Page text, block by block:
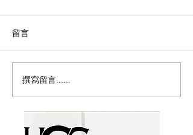
历史新低！Samsonite 新
秀丽 Winfield 2 全PC
20+28寸 黑色拉杆行李箱2
件套1.7折
留言
撰寫留言......